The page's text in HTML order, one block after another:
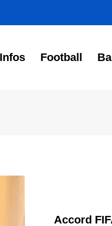
Infos Football
Accord